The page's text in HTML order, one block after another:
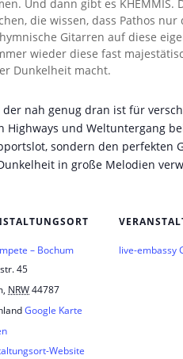
Und dann gibt es KHEMMIS.
die wissen, dass Pathos
Gitarren auf diese
wieder diese fast
Dunkelheit macht.
nah genug dran ist für
und Weltuntergang
sondern den
in große Melodien
– Bochum
45
, NRW44787
Google Karte
Website
live-embassy